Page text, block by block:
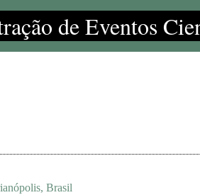
de Eventos
Brasil